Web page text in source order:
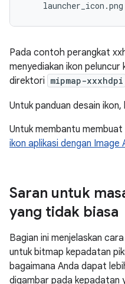
Pada contoh perangkat
menyediakan ikon
direktori mipmap-xxxhdpi
Untuk panduan desain ikon,
Untuk membantu membuat
ikon aplikasi dengan Image
Saran untuk
yang tidak biasa
Bagian ini menjelaskan
untuk bitmap kepadatan
bagaimana Anda dapat
digambar pada kepadatan